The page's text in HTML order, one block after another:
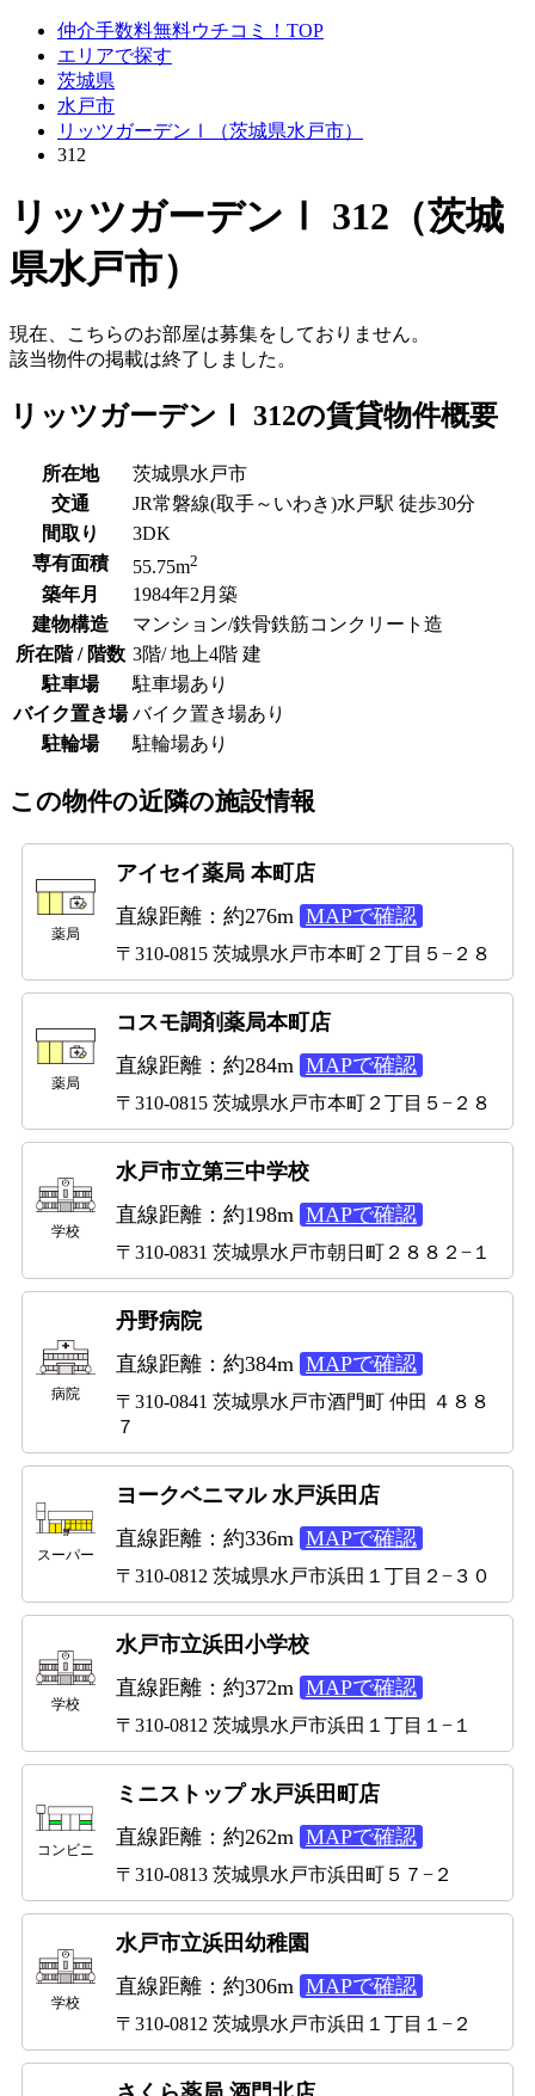
仲介手数料無料ウチコミ！TOP
エリアで探す
茨城県
水戸市
リッツガーデンⅠ（茨城県水戸市）
312
リッツガーデンⅠ 312（茨城
県水戸市）
現在、こちらのお部屋は募集をしておりません。
該当物件の掲載は終了しました。
リッツガーデンⅠ 312の賃貸物件概要
所在地
茨城県水戸市
交通
JR常磐線(取手～いわき)水戸駅 徒歩30分
間取り
3DK
専有面積
55.75m2
築年月
1984年2月築
建物構造
マンション/鉄骨鉄筋コンクリート造
所在階 / 階数 3階/ 地上4階 建
駐車場
駐車場あり
バイク置き場 バイク置き場あり
駐輪場
駐輪場あり
この物件の近隣の施設情報
薬局
アイセイ薬局 本町店
直線距離：約276m MAPで確認
〒310-0815 茨城県水戸市本町２丁目５−２８
薬局
コスモ調剤薬局本町店
直線距離：約284m MAPで確認
〒310-0815 茨城県水戸市本町２丁目５−２８
学校
水戸市立第三中学校
直線距離：約198m MAPで確認
〒310-0831 茨城県水戸市朝日町２８８２−１
病院
丹野病院
直線距離：約384m MAPで確認
〒310-0841 茨城県水戸市酒門町 仲田 ４８８
７
スーパー
ヨークベニマル 水戸浜田店
直線距離：約336m MAPで確認
〒310-0812 茨城県水戸市浜田１丁目２−３０
学校
水戸市立浜田小学校
直線距離：約372m MAPで確認
〒310-0812 茨城県水戸市浜田１丁目１−１
コンビニ
ミニストップ 水戸浜田町店
直線距離：約262m MAPで確認
〒310-0813 茨城県水戸市浜田町５７−２
学校
水戸市立浜田幼稚園
直線距離：約306m MAPで確認
〒310-0812 茨城県水戸市浜田１丁目１−２